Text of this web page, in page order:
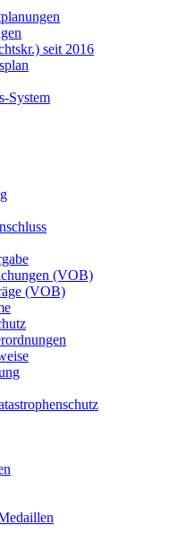
seit 2016
System
(VOB)
(VOB)